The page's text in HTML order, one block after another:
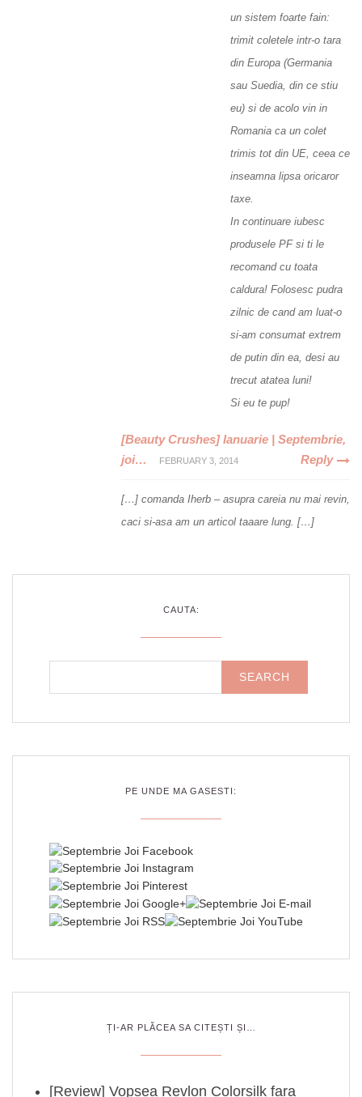
un sistem foarte fain:
trimit coletele intr-o tara
din Europa (Germania
sau Suedia, din ce stiu
eu) si de acolo vin in
Romania ca un colet
trimis tot din UE, ceea ce
inseamna lipsa oricaror
taxe.
In continuare iubesc
produsele PF si ti le
recomand cu toata
caldura! Folosesc pudra
zilnic de cand am luat-o
si-am consumat extrem
de putin din ea, desi au
trecut atatea luni!
Si eu te pup!
[Beauty Crushes] Ianuarie | Septembrie,
joi…
FEBRUARY 3, 2014 Reply
[…] comanda Iherb – asupra careia nu mai revin,
caci si-asa am un articol taaare lung. […]
CAUTA:
PE UNDE MA GASESTI:
ȚI-AR PLĂCEA SA CITEȘTI ȘI…
[Review] Vopsea Revlon Colorsilk fara